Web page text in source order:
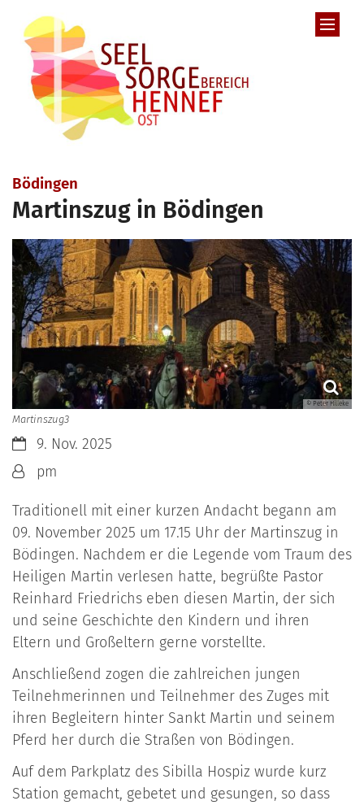
Bödingen
Martinszug in Bödingen
© Peter Hilleke
Martinszug3
Datum:9. Nov. 2025
Von:pm
Traditionell mit einer kurzen Andacht begann am
09. November 2025 um 17.15 Uhr der Martinszug in
Bödingen. Nachdem er die Legende vom Traum des
Heiligen Martin verlesen hatte, begrüßte Pastor
Reinhard Friedrichs eben diesen Martin, der sich
und seine Geschichte den Kindern und ihren
Eltern und Großeltern gerne vorstellte.
Anschließend zogen die zahlreichen jungen
Teilnehmerinnen und Teilnehmer des Zuges mit
ihren Begleitern hinter Sankt Martin und seinem
Pferd her durch die Straßen von Bödingen.
Auf dem Parkplatz des Sibilla Hospiz wurde kurz
Station gemacht, gebetet und gesungen, so dass